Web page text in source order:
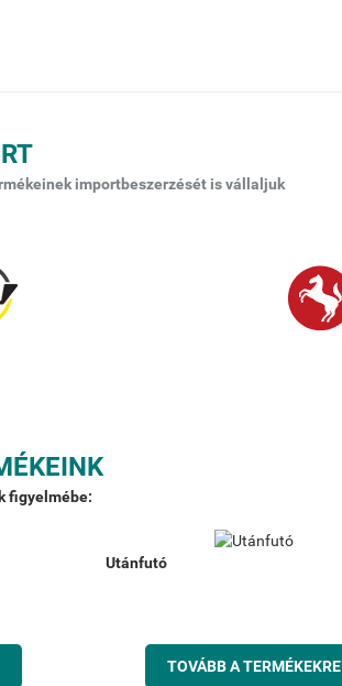
importbeszerzését is vállaljuk
figyelmébe:
Utánfutó
TOVÁBB A TERMÉKEKRE